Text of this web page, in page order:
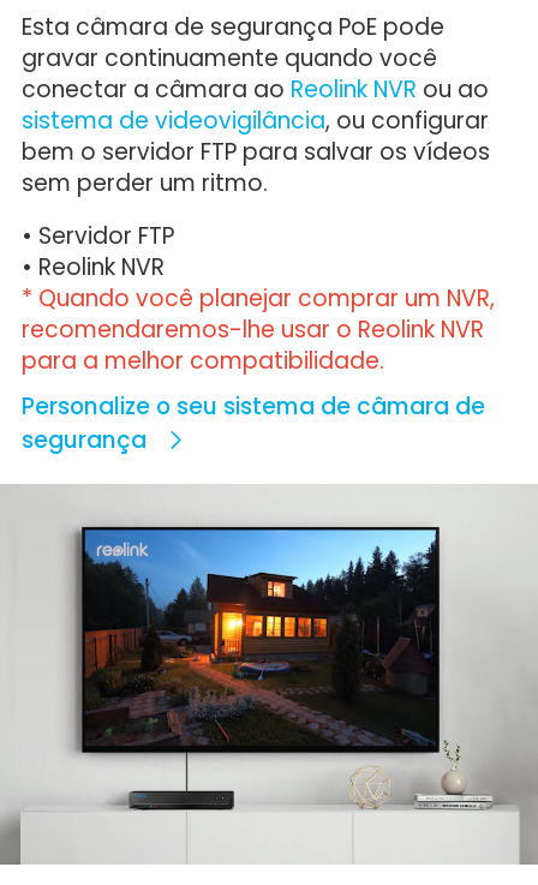
Esta câmara de segurança PoE pode
gravar continuamente quando você
conectar a câmara ao Reolink NVR ou ao
sistema de videovigilância, ou configurar
bem o servidor FTP para salvar os vídeos
sem perder um ritmo.
• Servidor FTP
• Reolink NVR
* Quando você planejar comprar um NVR,
recomendaremos-lhe usar o Reolink NVR
para a melhor compatibilidade.
Personalize o seu sistema de câmara de
segurança